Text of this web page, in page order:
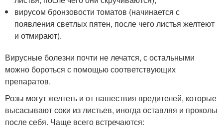
вирусом бронзовости томатов (начинается с
появления светлых пятен, после чего листья желтеют
и отмирают).
Вирусные болезни почти не лечатся, с остальными
можно бороться с помощью соответствующих
препаратов.
Розы могут желтеть и от нашествия вредителей, которые
высасывают соки из листьев, иногда оставляя и проколы
после себя. Чаще всего встречаются: